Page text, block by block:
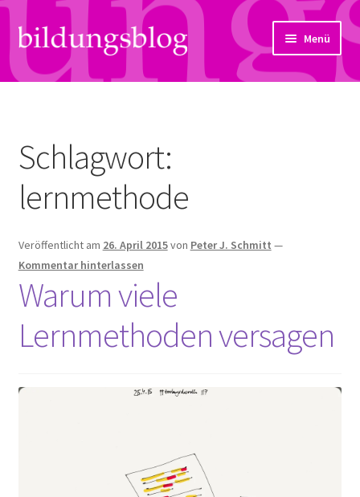
Zur
Navigation
springen
Zum
Inhalt
springen
Menü
Über uns
Links
Kontakt
Subjektiv
Bildungsreport
Hendriks Gedanken
Schlagwort:
lernmethode
Veröffentlicht am 26. April 2015von Peter J. Schmitt —
Kommentar hinterlassen
Warum viele
Lernmethoden versagen